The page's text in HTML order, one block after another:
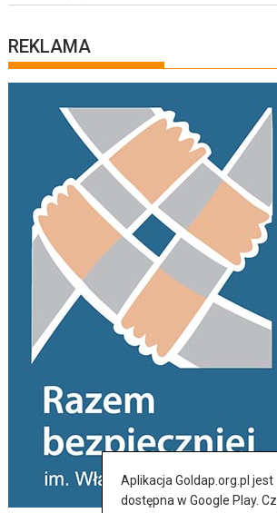
REKLAMA
Aplikacja Goldap.org.pl jest
dostępna w Google Play.